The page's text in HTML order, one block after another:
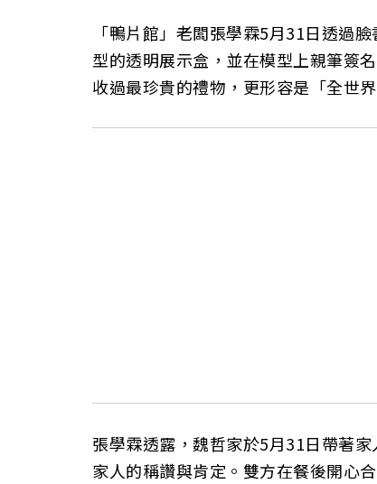
「鴨片館」老闆張學霖5月31日透過
型的透明展示盒，並在模型上親筆簽
收過最珍貴的禮物，更形容是「全世
張學霖透露，魏哲家於5月31日帶著
家人的稱讚與肯定。雙方在餐後開心